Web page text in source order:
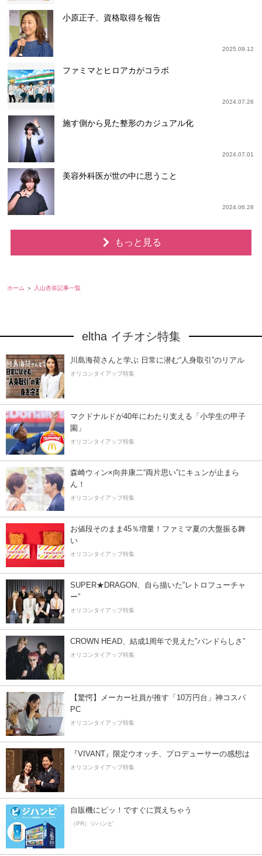
小原正子、資格取得を報告
2025.09.12
ファミマとヒロアカがコラボ
2024.07.26
施す側から見た整形のカジュアル化
2024.07.01
美容外科医が世の中に思うこと
2024.06.28
もっと見る
ホーム 入山杏奈記事一覧
eltha イチオシ特集
川島海荷さんと学ぶ 日常に潜む“人身取引”のリアル
オリコンタイアップ特集
マクドナルドが40年にわたり支える「小学生の甲子
園」
オリコンタイアップ特集
森崎ウィン×向井康二“両片思い”にキュンが止まら
ん！
オリコンタイアップ特集
お値段そのまま45％増量！ファミマ夏の大盤振る舞
い
オリコンタイアップ特集
SUPER★DRAGON、自ら描いた”レトロフューチャ
ー”
オリコンタイアップ特集
CROWN HEAD、結成1周年で見えた”バンドらしさ”
オリコンタイアップ特集
【驚愕】メーカー社員が推す「10万円台」神コスパ
PC
オリコンタイアップ特集
『VIVANT』限定ウオッチ、プロデューサーの感想は
オリコンタイアップ特集
自販機にピッ！ですぐに買えちゃう
（PR）ジハンピ